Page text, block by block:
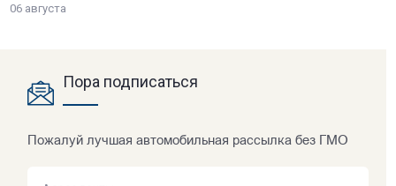
06 августа
Пора подписаться
Пожалуй лучшая автомобильная рассылка без ГМО